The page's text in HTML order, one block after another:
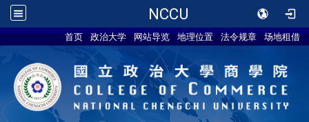
NCCU
首页 政治大学 网站导览 地理位置 法令规章 场地租借